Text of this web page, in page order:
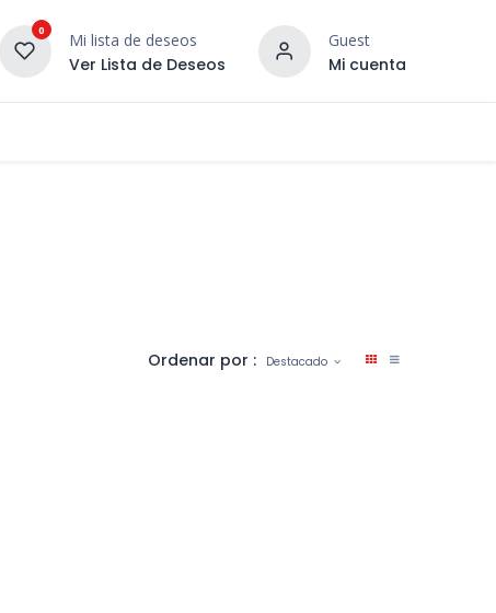
0 Mi lista de deseos
Ver Lista de Deseos
Guest
Mi cuenta
¡DESCUBRE NUESTRO
Ordenar por : Destacado